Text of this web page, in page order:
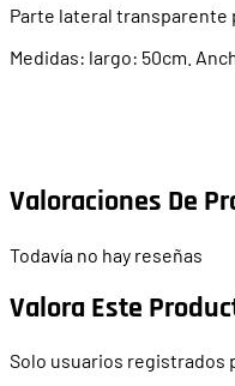
Parte lateral
Medidas: largo: 50cm.
Valoraciones De
Todavía no hay reseñas
Valora Este
Solo usuarios registrados